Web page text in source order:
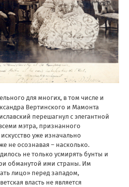
для многих, в том числе и
Вертинского и Мамонта
перешагнул с элегантной
мэтра, признанного
уже изначально
не осознавая – насколько.
не только усмирять бунты и
обманутой ими страны. Им
лицо» перед западом,
власть не является